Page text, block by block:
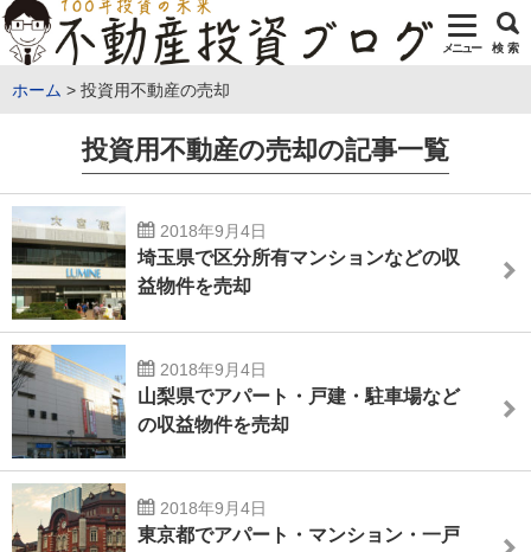
メニュー 検 索
ホーム 投資用不動産の売却
投資用不動産の売却の記事一覧
2018年9月4日
埼玉県で区分所有マンションなどの収
益物件を売却
2018年9月4日
山梨県でアパート・戸建・駐車場など
の収益物件を売却
2018年9月4日
東京都でアパート・マンション・一戸